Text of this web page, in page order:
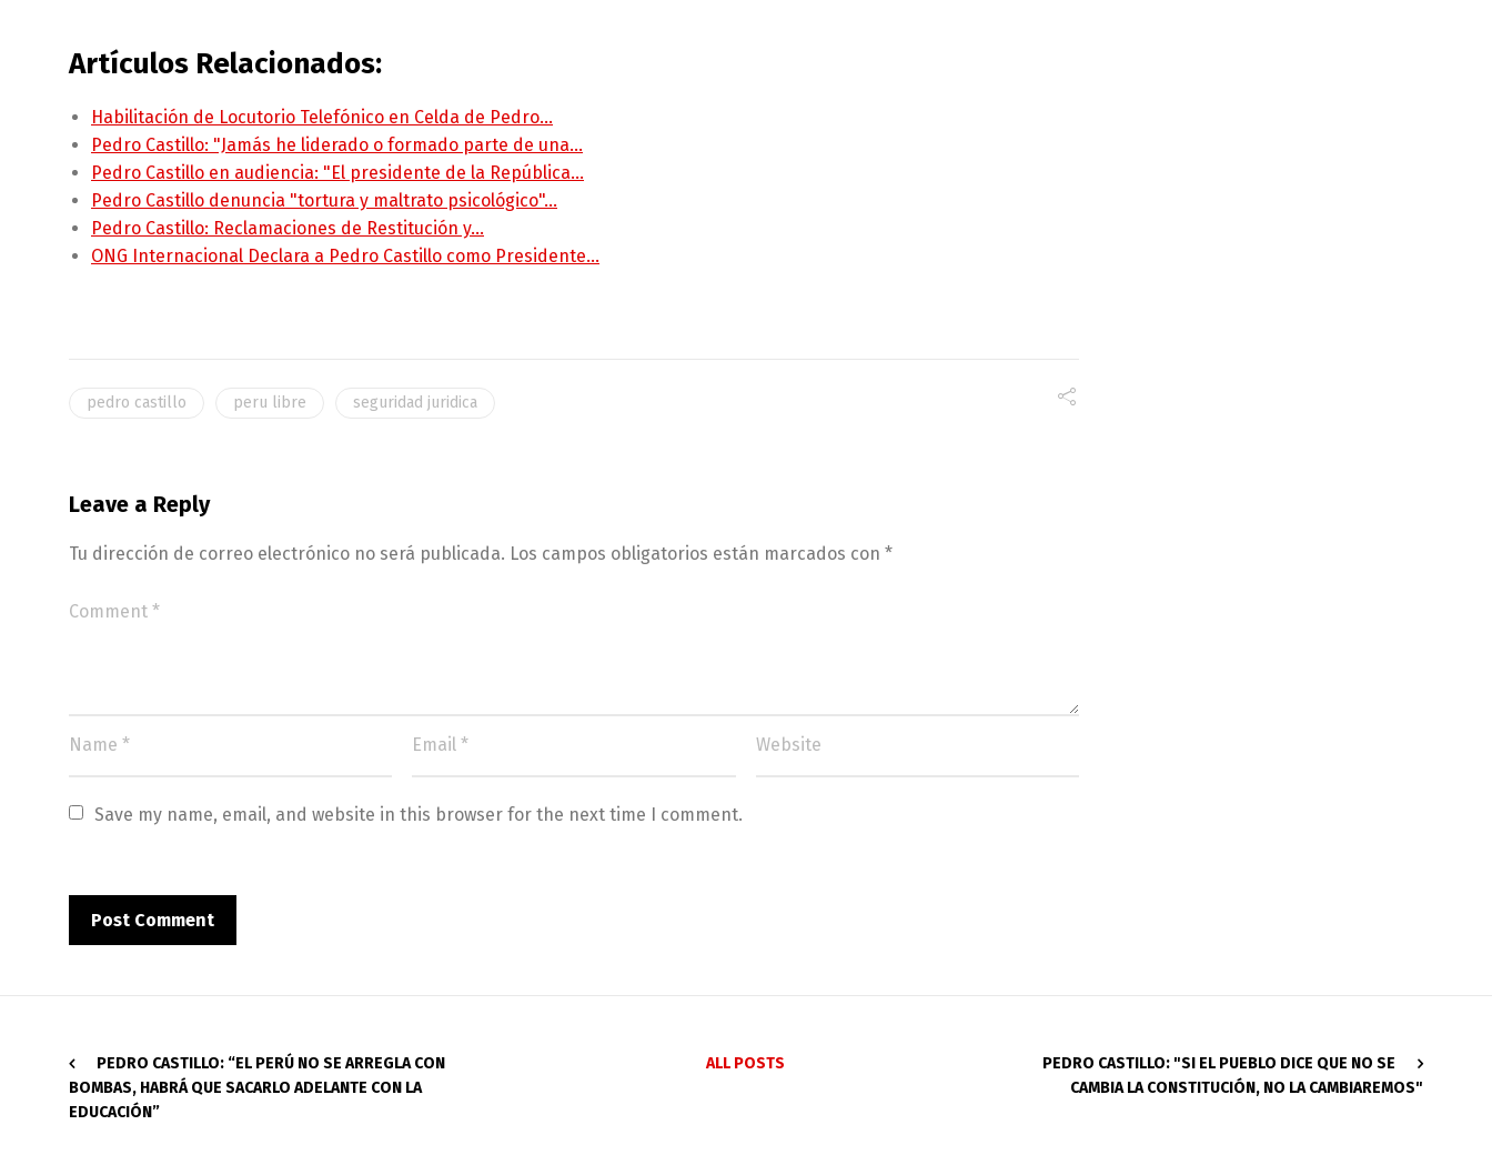
Artículos Relacionados:
Habilitación de Locutorio Telefónico en Celda de Pedro…
Pedro Castillo: "Jamás he liderado o formado parte de una…
Pedro Castillo en audiencia: "El presidente de la República…
Pedro Castillo denuncia "tortura y maltrato psicológico"…
Pedro Castillo: Reclamaciones de Restitución y…
ONG Internacional Declara a Pedro Castillo como Presidente…
pedro castillo peru libre seguridad juridica
Leave a Reply
Tu dirección de correo electrónico no será publicada. Los campos obligatorios están marcados con *
Save my name, email, and website in this browser for the next time I comment.
PEDRO CASTILLO: “EL PERÚ NO SE ARREGLA CON
BOMBAS, HABRÁ QUE SACARLO ADELANTE CON LA
EDUCACIÓN”
ALL POSTS
PEDRO CASTILLO: "SI EL PUEBLO DICE QUE NO SE
CAMBIA LA CONSTITUCIÓN, NO LA CAMBIAREMOS"